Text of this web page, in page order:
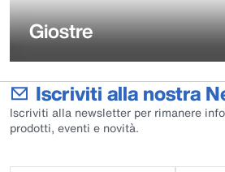
Giostre
Iscriviti alla nostra
Iscriviti alla newsletter per rimanere
prodotti, eventi e novità.